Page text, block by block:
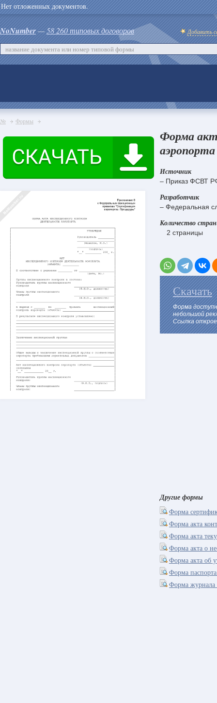
Нет отложенных документов.
NoNumber—58 260 типовых договоров Добавить
№ Формы
Форма
Источник
– Приказ ФСВТ
Разработчик
– Федеральная
Количество
2 страницы
Скачать
Форма
небольшой
Ссылка
Другие формы
Форма
Форма акта
Форма акта
Форма акта о
Форма акта об
Форма
Форма журнала